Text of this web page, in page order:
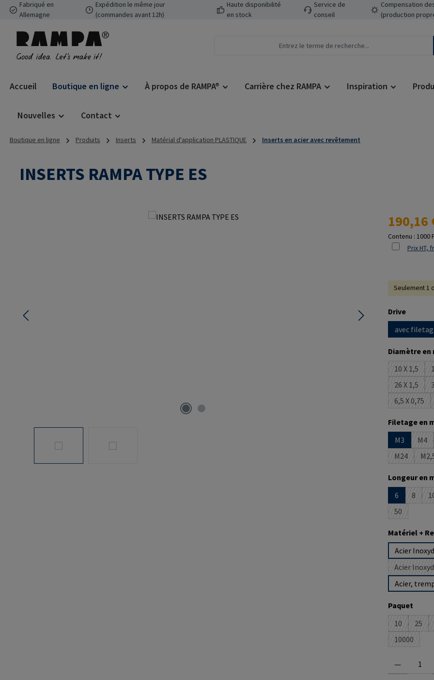
au contenu principal
Passer à la recherche
Passer à la navigation principale
Fabriqué en
Allemagne
Expédition le même jour
(commandes avant 12h)
Haute disponibilité
en stock
Service de
conseil
Compensation
(production
Accueil Boutique en ligne À propos de RAMPA® Carrière chez RAMPA Inspiration
Nouvelles Contact
Boutique en ligne Produits Inserts Matérial d'application PLASTIQUE Inserts en acier avec revêtement
INSERTS RAMPA TYPE ES
Prix régulier :
190,16
Contenu : 1000
Prix HT,
Seulement 1
Sélectionnez
Drive
avec
Diamètre en
10 X 1,5
(Cette
26 X 1,5
(Cette
6,5 X 0,75
(Cette
Filetage en
M3
M4
M24
(Cette
Longeur en
6
8
(Cette
50
(Cette
Matériel +
Acier
Acier
Acier,
Sélectionnez
Paquet
10
(Cette
25
10000
(Cette